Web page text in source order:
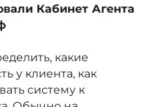
Кабинет Агента
какие
у клиента, как
систему к